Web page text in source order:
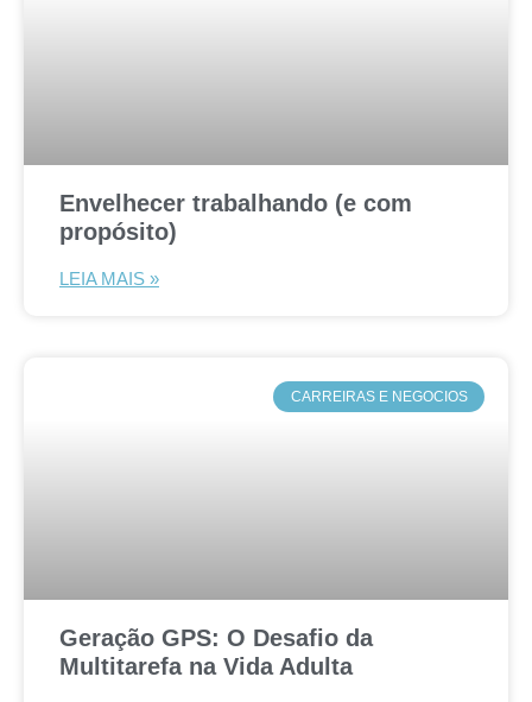
Envelhecer trabalhando (e com
propósito)
LEIA MAIS »
CARREIRAS E NEGOCIOS
Geração GPS: O Desafio da
Multitarefa na Vida Adulta